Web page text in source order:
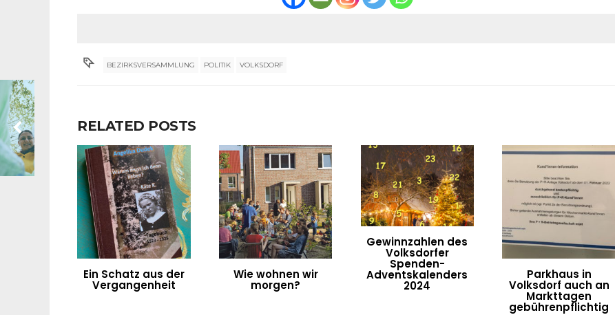
BEZIRKSVERSAMMLUNG POLITIK VOLKSDORF
RELATED POSTS
Ein Schatz aus der
Vergangenheit
Wie wohnen wir
morgen?
Gewinnzahlen des
Volksdorfer
Spenden-
Adventskalenders
2024
Parkhaus in
Volksdorf auch an
Markttagen
gebührenpflichtig